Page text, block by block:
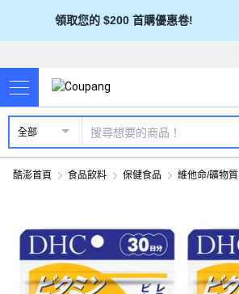
領取您的 $200 首購優惠卷!
全部
酷澎首頁 食品飲料 保健食品 維他命/礦物質